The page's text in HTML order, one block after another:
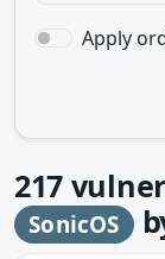
Apply
217
SonicOS